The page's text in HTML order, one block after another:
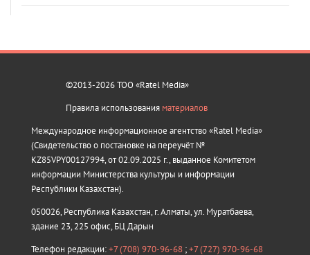
©2013-2026 ТОО «Ratel Media»
Правила использования материалов
Международное информационное агентство «Ratel Media»
(Свидетельство о постановке на переучёт №
KZ85VPY00127994, от 02.09.2025 г., выданное Комитетом
информации Министерства культуры и информации
Республики Казахстан).
050026, Республика Казахстан, г. Алматы, ул. Муратбаева,
здание 23, 225 офис, БЦ Дарын
Телефон редакции:+7 (708) 970-96-68 ;+7 (727) 970-96-68